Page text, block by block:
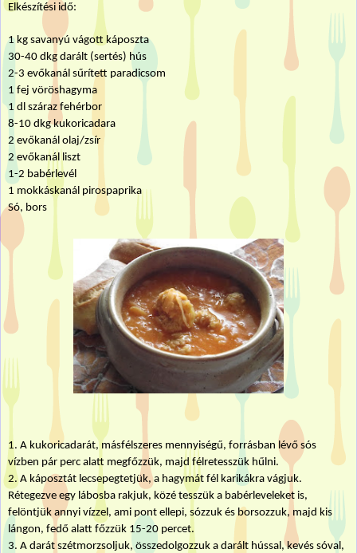
Elkészítési idő:
1 kg savanyú vágott káposzta
30-40 dkg darált (sertés) hús
2-3 evőkanál sűrített paradicsom
1 fej vöröshagyma
1 dl száraz fehérbor
8-10 dkg kukoricadara
2 evőkanál olaj/zsír
2 evőkanál liszt
1-2 babérlevél
1 mokkáskanál pirospaprika
Só, bors
1. A kukoricadarát, másfélszeres mennyiségű, forrásban lévő sós
vízben pár perc alatt megfőzzük, majd félretesszük hűlni.
2. A káposztát lecsepegtetjük, a hagymát fél karikákra vágjuk.
Rétegezve egy lábosba rakjuk, közé tesszük a babérleveleket is,
felöntjük annyi vízzel, ami pont ellepi, sózzuk és borsozzuk, majd kis
lángon, fedő alatt főzzük 15-20 percet.
3. A darát szétmorzsoljuk, összedolgozzuk a darált hússal, kevés sóval,